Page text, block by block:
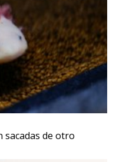
sacadas de otro